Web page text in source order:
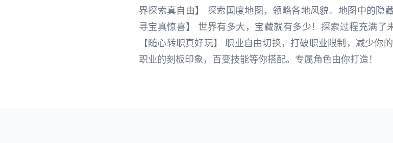
界探索真自由】 探索国度地图，领略各地风貌。地图中的隐
寻宝真惊喜】 世界有多大，宝藏就有多少！探索过程充满了
【随心转职真好玩】 职业自由切换，打破职业限制，减少你
职业的刻板印象，百变技能等你搭配。专属角色由你打造！